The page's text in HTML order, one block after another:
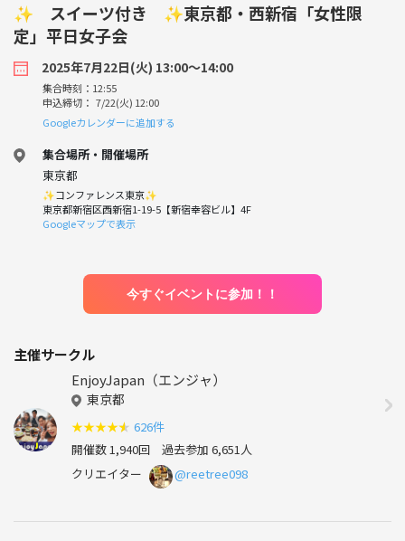
✨ スイーツ付き ✨東京都・西新宿「女性限
定」平日女子会
2025年7月22日(火) 13:00〜14:00
集合時刻：12:55
申込締切： 7/22(火) 12:00
Googleカレンダーに追加する
集合場所・開催場所
東京都
✨コンファレンス東京✨
東京都新宿区西新宿1-19-5【新宿幸容ビル】4F
Googleマップで表示
今すぐイベントに参加！！
主催サークル
EnjoyJapan（エンジャ）
東京都
★★★★★ 626件
開催数 1,940回 過去参加 6,651人
クリエイター
@reetree098